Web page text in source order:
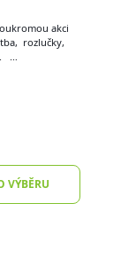
akci
rozlučky,
…
VÝBĚRU